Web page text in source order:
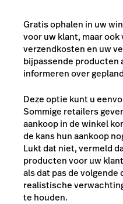
Gratis ophalen in uw
voor uw klant, maar
verzendkosten en uw
bijpassende producten
informeren over
Deze optie kunt u
Sommige retailers
aankoop in de winkel
de kans hun aankoop
Lukt dat niet, vermeld
producten voor uw
als dat pas de volgende
realistische
te houden.